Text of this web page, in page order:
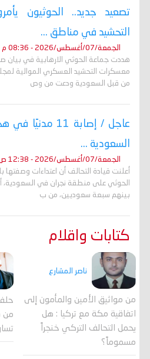
تصعيد جديد.. الحوثيون
التحشيد في مناطق ...
الجمعة/07/أغسطس/2026 - 08:36 م
هددت جماعة الحوثي الارهابية في بيان
معسكرات التحشيد العسكري الموالية
من قبل السعودية ودعت من وص
عاجل / إصابة 11
السعودية ...
الجمعة/07/أغسطس/2026 - 12:38 ص
أعلنت قيادة التحالف أن اعتداءات وصفتها
بينهم سبعة سعوديين، من ب
كتابات واقلام
ناصر المشارع
من مواثيق الأمين والمأمون إلى
اتفاقية مكة مع تركيا : هل
يحمل التحالف التركي خنجراً
مسموماً؟
من